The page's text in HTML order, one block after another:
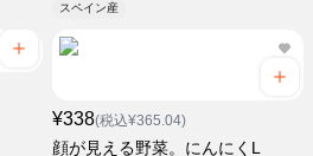
スペイン産
¥338(税込¥365.04)
顔が見える野菜。にんにくL